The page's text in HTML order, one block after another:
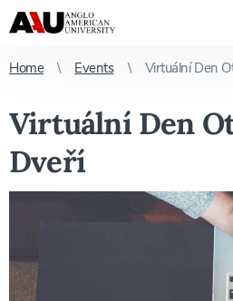
Home Events Virtuální Den
Virtuální Den
Dveří